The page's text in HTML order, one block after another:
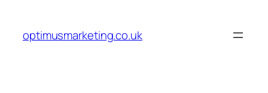
content
optimusmarketing.co.uk